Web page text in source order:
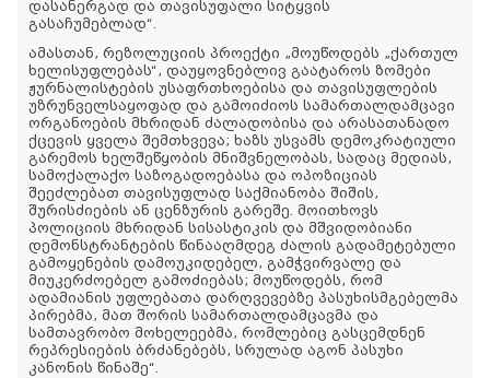
დასანერგად და თავისუფალი სიტყვის
გასაჩუმებლად“.
ამასთან, რეზოლუციის პროექტი „მოუწოდებს „ქართულ
ხელისუფლებას“, დაუყოვნებლივ გაატაროს ზომები
ჟურნალისტების უსაფრთხოებისა და თავისუფლების
უზრუნველსაყოფად და გამოიძიოს სამართალდამცავი
ორგანოების მხრიდან ძალადობისა და არასათანადო
ქცევის ყველა შემთხვევა; ხაზს უსვამს დემოკრატიული
გარემოს ხელშეწყობის მნიშვნელობას, სადაც მედიას,
სამოქალაქო საზოგადოებასა და ოპოზიციას
შეეძლებათ თავისუფლად საქმიანობა შიშის,
შურისძიების ან ცენზურის გარეშე. მოითხოვს
პოლიციის მხრიდან სისასტიკის და მშვიდობიანი
დემონსტრანტების წინააღმდეგ ძალის გადამეტებული
გამოყენების დამოუკიდებელ, გამჭვირვალე და
მიუკერძოებელ გამოძიებას; მოუწოდებს, რომ
ადამიანის უფლებათა დარღვევებზე პასუხისმგებელმა
პირებმა, მათ შორის სამართალდამცავმა და
სამთავრობო მოხელეებმა, რომლებიც გასცემდნენ
რეპრესიების ბრძანებებს, სრულად აგონ პასუხი
კანონის წინაშე“.